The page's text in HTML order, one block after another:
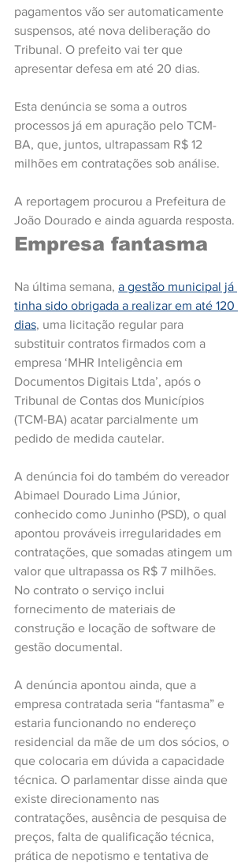
pagamentos vão ser automaticamente
suspensos, até nova deliberação do
Tribunal. O prefeito vai ter que
apresentar defesa em até 20 dias.
Esta denúncia se soma a outros
processos já em apuração pelo TCM-
BA, que, juntos, ultrapassam R$ 12
milhões em contratações sob análise.
A reportagem procurou a Prefeitura de
João Dourado e ainda aguarda resposta.
Empresa fantasma
Na última semana, a gestão municipal já
tinha sido obrigada a realizar em até 120
dias, uma licitação regular para
substituir contratos firmados com a
empresa ‘MHR Inteligência em
Documentos Digitais Ltda’, após o
Tribunal de Contas dos Municípios
(TCM-BA) acatar parcialmente um
pedido de medida cautelar.
A denúncia foi do também do vereador
Abimael Dourado Lima Júnior,
conhecido como Juninho (PSD), o qual
apontou prováveis irregularidades em
contratações, que somadas atingem um
valor que ultrapassa os R$ 7 milhões.
No contrato o serviço inclui
fornecimento de materiais de
construção e locação de software de
gestão documental.
A denúncia apontou ainda, que a
empresa contratada seria “fantasma” e
estaria funcionando no endereço
residencial da mãe de um dos sócios, o
que colocaria em dúvida a capacidade
técnica. O parlamentar disse ainda que
existe direcionamento nas
contratações, ausência de pesquisa de
preços, falta de qualificação técnica,
prática de nepotismo e tentativa de